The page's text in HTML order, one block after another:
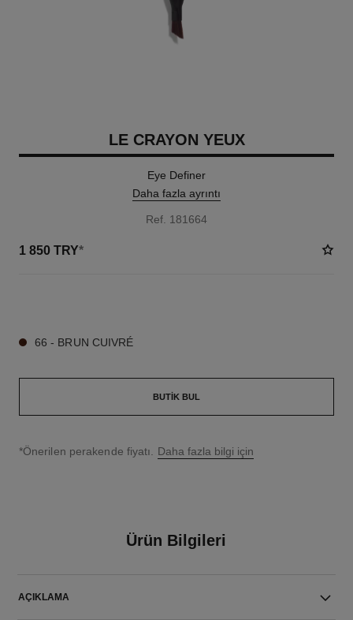
LE CRAYON YEUX
Eye Definer
Daha fazla ayrıntı
Ref. 181664
1 850 TRY*
66 - BRUN CUIVRÉ
BUTIK BUL
↩
*Önerilen perakende fiyatı. Daha fazla bilgi için
Ürün Bilgileri
AÇIKLAMA